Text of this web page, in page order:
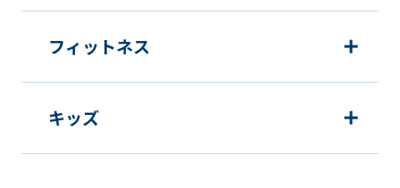
発・実施のため
新商品・サービスやイベント情報を含
個人を特定できないよう加工したうえ
での統計的なデータの作成、活用、公
フィットネス
キッズ